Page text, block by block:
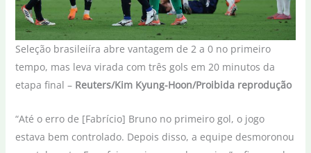
Seleção brasileiíra abre vantagem de 2 a 0 no primeiro
tempo, mas leva virada com três gols em 20 minutos da
etapa final – Reuters/Kim Kyung-Hoon/Proibida reprodução
“Até o erro de [Fabrício] Bruno no primeiro gol, o jogo
estava bem controlado. Depois disso, a equipe desmoronou